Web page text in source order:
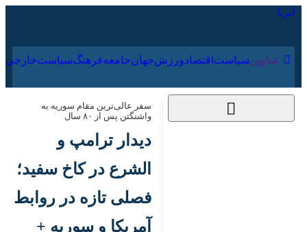
عناوین‌ سیاست ورزش جهان جامعه
سفر عالی‌ترین مقام سوریه به واشنگتن
پس از ۸۰ سال
دیدار ترامپ و الشرع
در کاخ سفید؛ فصلی
تازه در روابط آمریکا و
سوریه + فیلم